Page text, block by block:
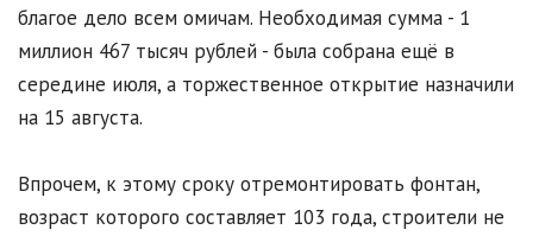
благое дело всем омичам. Необходимая сумма - 1
миллион 467 тысяч рублей - была собрана ещё в
середине июля, а торжественное открытие назначили
на 15 августа.
Впрочем, к этому сроку отремонтировать фонтан,
возраст которого составляет 103 года, строители не